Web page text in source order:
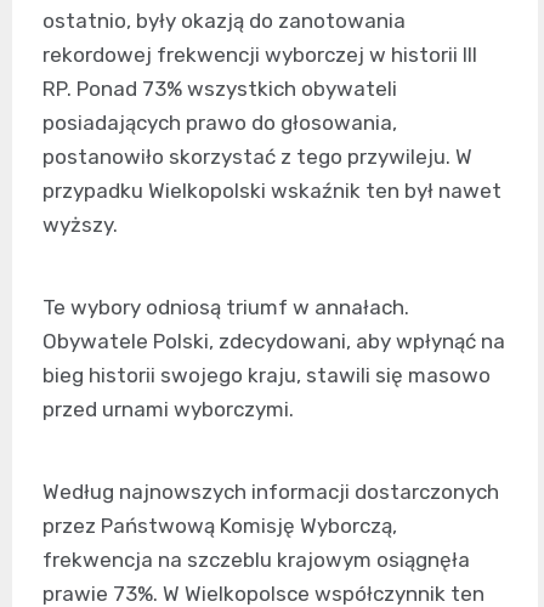
ostatnio, były okazją do zanotowania
rekordowej frekwencji wyborczej w historii III
RP. Ponad 73% wszystkich obywateli
posiadających prawo do głosowania,
postanowiło skorzystać z tego przywileju. W
przypadku Wielkopolski wskaźnik ten był nawet
wyższy.
Te wybory odniosą triumf w annałach.
Obywatele Polski, zdecydowani, aby wpłynąć na
bieg historii swojego kraju, stawili się masowo
przed urnami wyborczymi.
Według najnowszych informacji dostarczonych
przez Państwową Komisję Wyborczą,
frekwencja na szczeblu krajowym osiągnęła
prawie 73%. W Wielkopolsce współczynnik ten